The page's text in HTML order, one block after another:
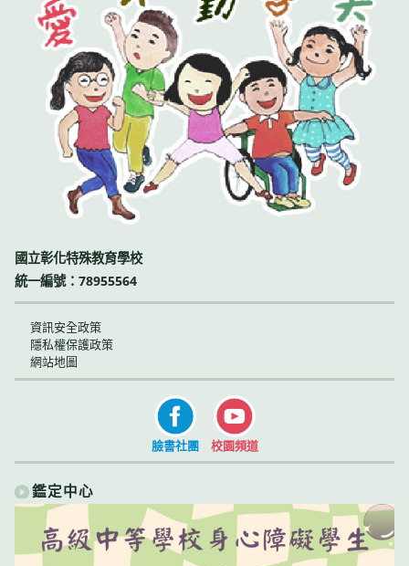
國立彰化特殊教育學校
統一編號：78955564
資訊安全政策
隱私權保護政策
網站地圖
臉書社團 校園頻道
鑑定中心